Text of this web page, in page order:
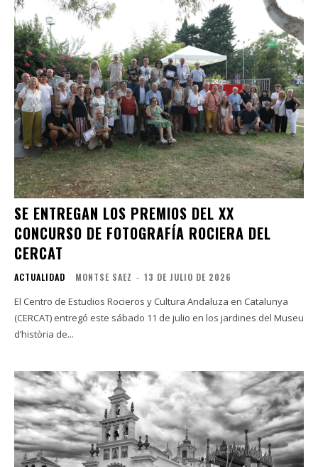
SE ENTREGAN LOS PREMIOS DEL XX
CONCURSO DE FOTOGRAFÍA ROCIERA DEL
CERCAT
ACTUALIDAD MONTSE SAEZ - 13 DE JULIO DE 2026
El Centro de Estudios Rocieros y Cultura Andaluza en Catalunya
(CERCAT) entregó este sábado 11 de julio en los jardines del Museu
d’història de...